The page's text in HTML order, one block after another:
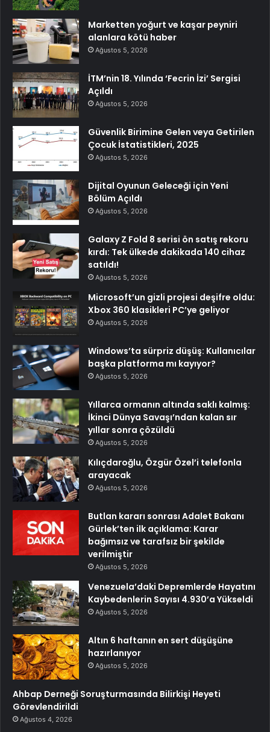
Marketten yoğurt ve kaşar peyniri
alanlara kötü haber
Ağustos 5, 2026
İTM’nin 18. Yılında ‘Fecrin İzi’ Sergisi
Açıldı
Ağustos 5, 2026
Güvenlik Birimine Gelen veya Getirilen
Çocuk İstatistikleri, 2025
Ağustos 5, 2026
Dijital Oyunun Geleceği için Yeni
Bölüm Açıldı
Ağustos 5, 2026
Galaxy Z Fold 8 serisi ön satış rekoru
kırdı: Tek ülkede dakikada 140 cihaz
satıldı!
Ağustos 5, 2026
Microsoft’un gizli projesi deşifre oldu:
Xbox 360 klasikleri PC’ye geliyor
Ağustos 5, 2026
Windows’ta sürpriz düşüş: Kullanıcılar
başka platforma mı kayıyor?
Ağustos 5, 2026
Yıllarca ormanın altında saklı kalmış:
İkinci Dünya Savaşı’ndan kalan sır
yıllar sonra çözüldü
Ağustos 5, 2026
Kılıçdaroğlu, Özgür Özel’i telefonla
arayacak
Ağustos 5, 2026
Butlan kararı sonrası Adalet Bakanı
Gürlek’ten ilk açıklama: Karar
bağımsız ve tarafsız bir şekilde
verilmiştir
Ağustos 5, 2026
Venezuela’daki Depremlerde Hayatını
Kaybedenlerin Sayısı 4.930’a Yükseldi
Ağustos 5, 2026
Altın 6 haftanın en sert düşüşüne
hazırlanıyor
Ağustos 5, 2026
Ahbap Derneği Soruşturmasında Bilirkişi Heyeti
Görevlendirildi
Ağustos 4, 2026